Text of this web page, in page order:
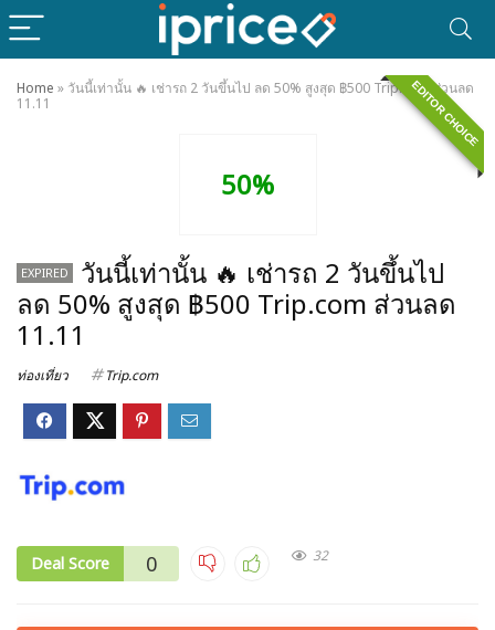
Home » วันนี้เท่านั้น 🔥 เช่ารถ 2 วันขึ้นไป ลด 50% สูงสุด ฿500 Trip.com ส่วนลด
11.11
EDITOR CHOICE
50%
EXPIRED
วันนี้เท่านั้น 🔥 เช่ารถ 2 วันขึ้นไป
ลด 50% สูงสุด ฿500 Trip.com ส่วนลด
11.11
ท่องเที่ยว Trip.com
Deal Score 0 32